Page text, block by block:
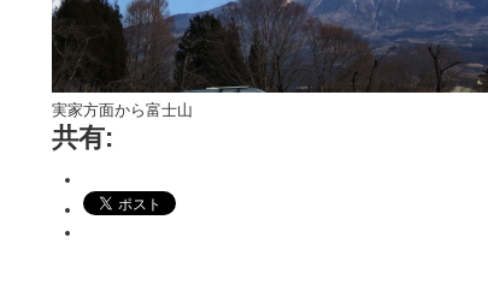
実家方面から富士山
共有: